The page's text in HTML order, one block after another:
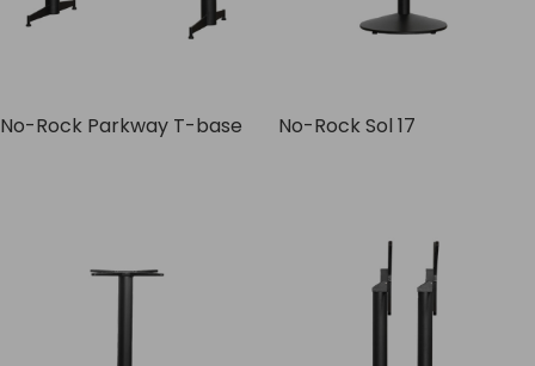
No-Rock Parkway T-base No-Rock Sol 17